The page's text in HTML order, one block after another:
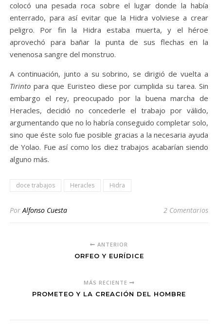
colocó una pesada roca sobre el lugar donde la había
enterrado, para así evitar que la Hidra volviese a crear
peligro. Por fin la Hidra estaba muerta, y el héroe
aprovechó para bañar la punta de sus flechas en la
venenosa sangre del monstruo.
A continuación, junto a su sobrino, se dirigió de vuelta a
Tirinto para que Euristeo diese por cumplida su tarea. Sin
embargo el rey, preocupado por la buena marcha de
Heracles, decidió no concederle el trabajo por válido,
argumentando que no lo habría conseguido completar solo,
sino que éste solo fue posible gracias a la necesaria ayuda
de Yolao. Fue así como los diez trabajos acabarían siendo
alguno más.
doce trabajos Heracles Hidra
PorAlfonso Cuesta 2 Comentarios
ANTERIOR
ORFEO Y EURÍDICE
MÁS RECIENTE
PROMETEO Y LA CREACIÓN DEL HOMBRE